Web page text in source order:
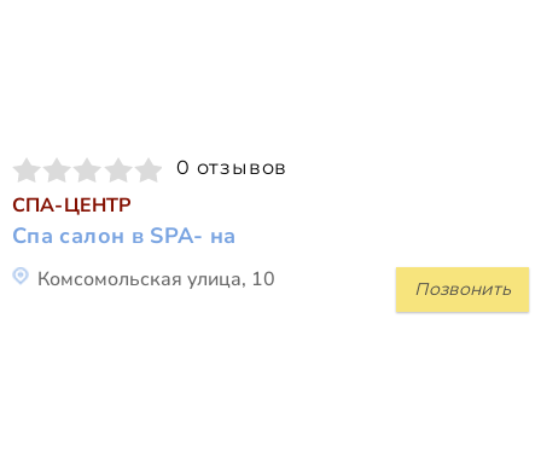
0 отзывов
СПА-ЦЕНТР
Спа салон в SPA- на
Позвонить
Комсомольская улица, 10